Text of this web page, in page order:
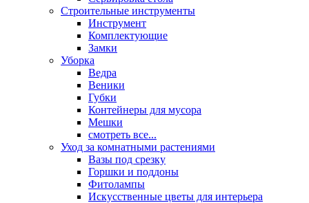
Строительные инструменты
Инструмент
Комплектующие
Замки
Уборка
Ведра
Веники
Губки
Контейнеры для мусора
Мешки
смотреть все...
Уход за комнатными растениями
Вазы под срезку
Горшки и поддоны
Фитолампы
Искусственные цветы для интерьера